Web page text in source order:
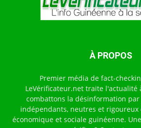
À PROPOS
Premier média de fact-
LeVérificateur.net traite l'actualité
combattons la désinformation par
indépendants, neutres et
économique et sociale guinéenne.